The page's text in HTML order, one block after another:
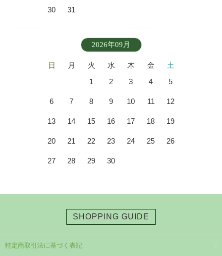
30 31
2026年09月
日 月 火 水 木 金
土
1
2 3 4 5
6 7 8 9 10 11 12
13 14 15 16 17 18 19
20 21 22 23 24 25 26
27 28 29 30
SHOPPING GUIDE
特定商取引法に基づく表記